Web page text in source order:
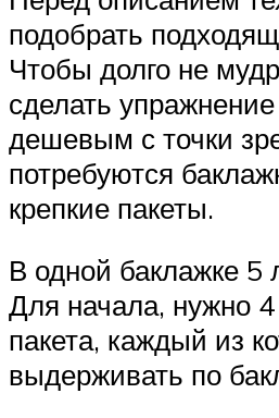
подобрать
Чтобы долго не
сделать
дешевым с точки
потребуются
крепкие пакеты.
В одной баклажке 5
Для начала, нужно
пакета, каждый из
выдерживать по